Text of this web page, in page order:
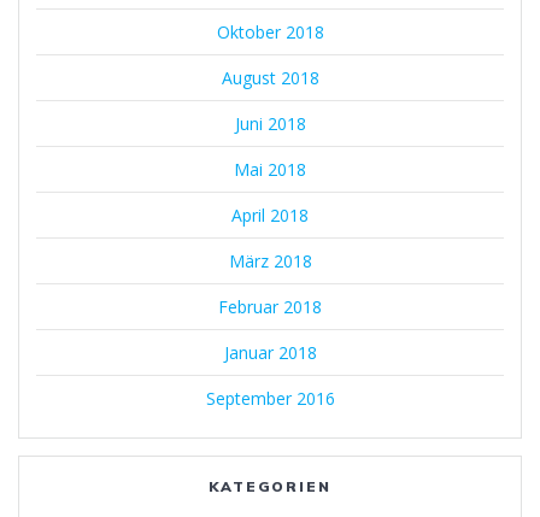
Oktober 2018
August 2018
Juni 2018
Mai 2018
April 2018
März 2018
Februar 2018
Januar 2018
September 2016
KATEGORIEN